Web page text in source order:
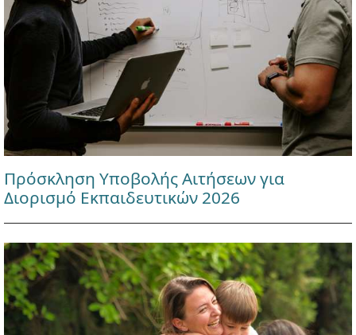
Πρόσκληση Υποβολής Αιτήσεων για
Διορισμό Εκπαιδευτικών 2026